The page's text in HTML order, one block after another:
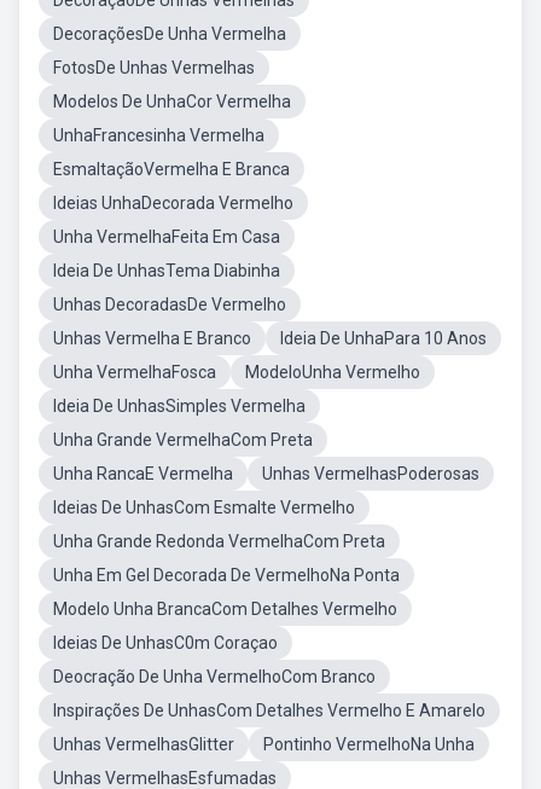
DecoraçõesDe Unha Vermelha
FotosDe Unhas Vermelhas
Modelos De UnhaCor Vermelha
UnhaFrancesinha Vermelha
EsmaltaçãoVermelha E Branca
Ideias UnhaDecorada Vermelho
Unha VermelhaFeita Em Casa
Ideia De UnhasTema Diabinha
Unhas DecoradasDe Vermelho
Unhas Vermelha E Branco
Ideia De UnhaPara 10 Anos
Unha VermelhaFosca
ModeloUnha Vermelho
Ideia De UnhasSimples Vermelha
Unha Grande VermelhaCom Preta
Unha RancaE Vermelha
Unhas VermelhasPoderosas
Ideias De UnhasCom Esmalte Vermelho
Unha Grande Redonda VermelhaCom Preta
Unha Em Gel Decorada De VermelhoNa Ponta
Modelo Unha BrancaCom Detalhes Vermelho
Ideias De UnhasC0m Coraçao
Deocração De Unha VermelhoCom Branco
Inspirações De UnhasCom Detalhes Vermelho E Amarelo
Unhas VermelhasGlitter
Pontinho VermelhoNa Unha
Unhas VermelhasEsfumadas